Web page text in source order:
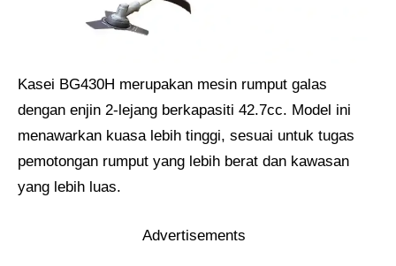
Kasei BG430H merupakan mesin rumput galas
dengan enjin 2-lejang berkapasiti 42.7cc. Model ini
menawarkan kuasa lebih tinggi, sesuai untuk tugas
pemotongan rumput yang lebih berat dan kawasan
yang lebih luas.
Advertisements